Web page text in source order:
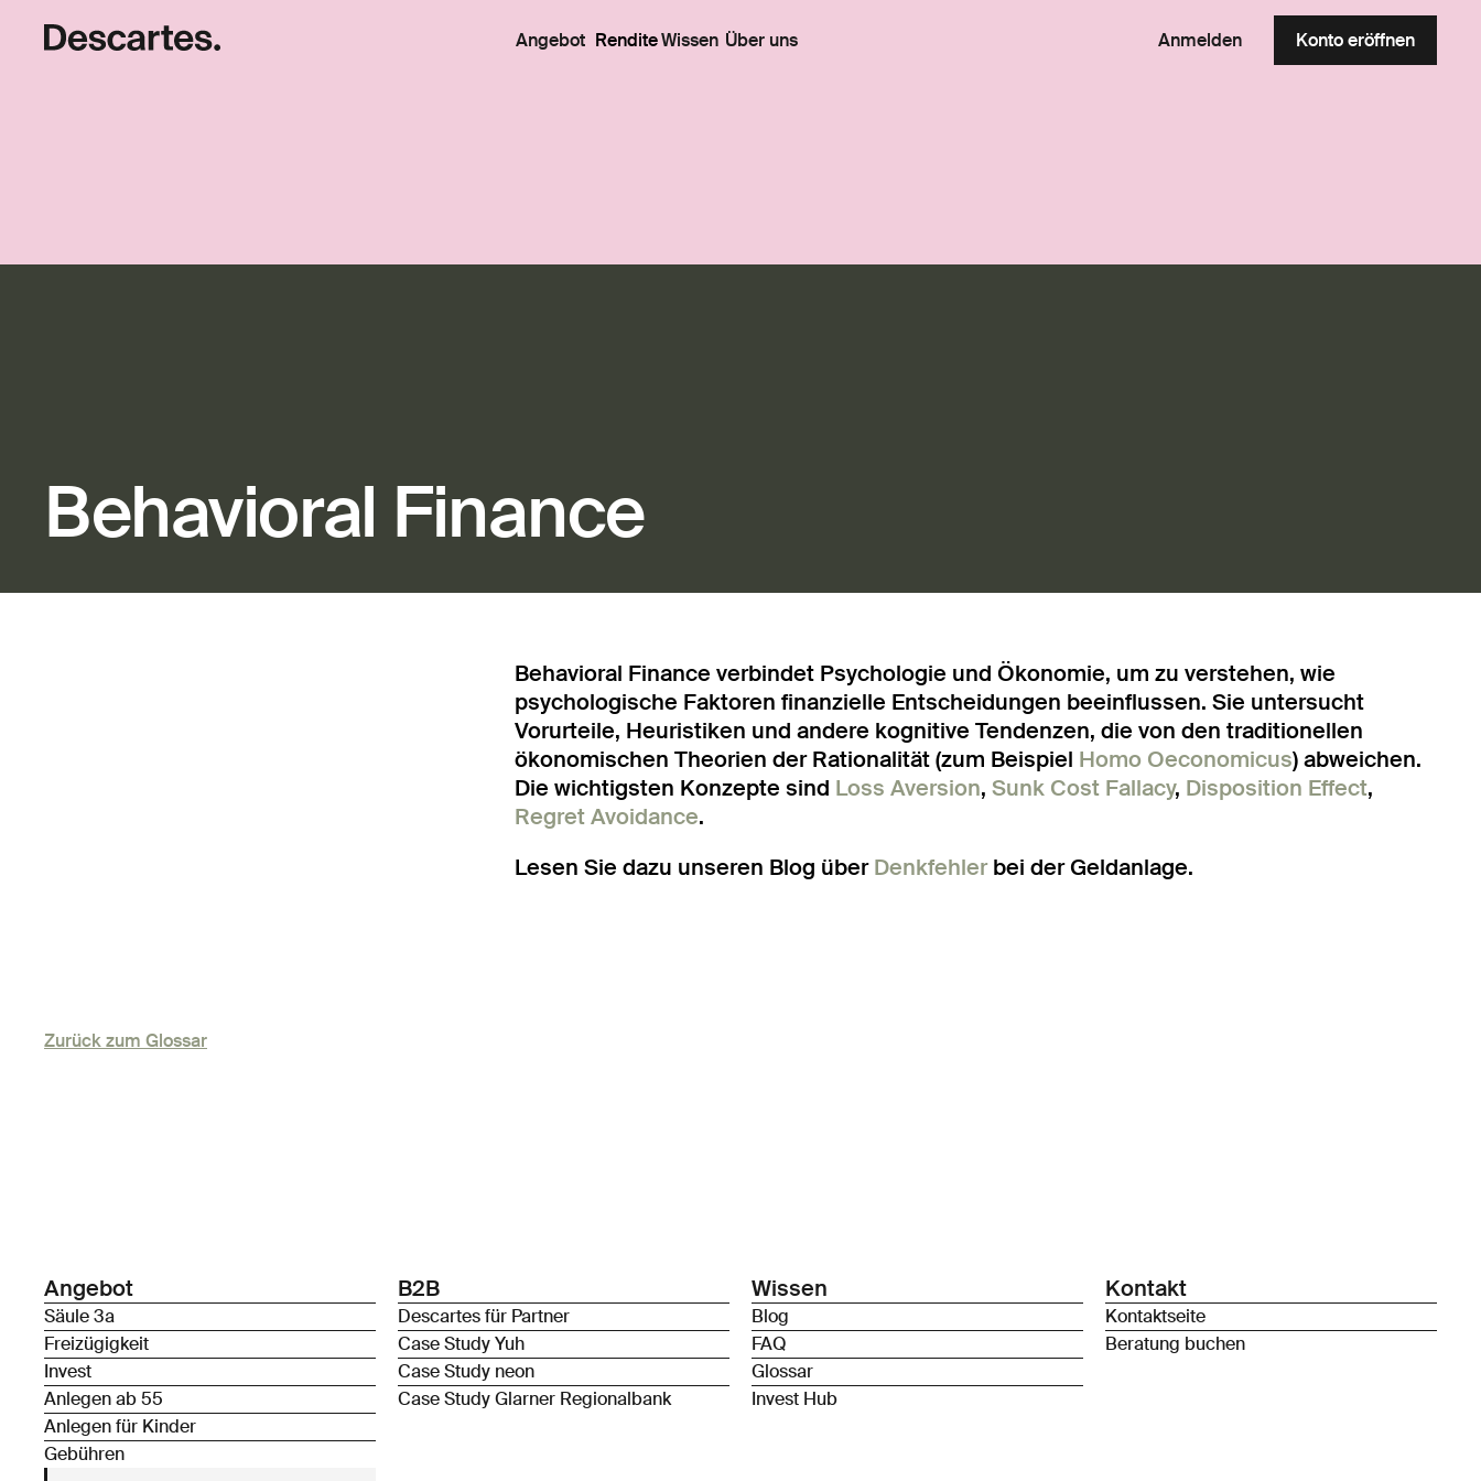
Angebot RenditeWissen Über uns Anmelden Konto eröffnen
Behavioral Finance
Behavioral Finance verbindet Psychologie und Ökonomie, um zu verstehen, wie
psychologische Faktoren finanzielle Entscheidungen beeinflussen. Sie untersucht
Vorurteile, Heuristiken und andere kognitive Tendenzen, die von den traditionellen
ökonomischen Theorien der Rationalität (zum Beispiel Homo Oeconomicus) abweichen.
Die wichtigsten Konzepte sind Loss Aversion,Sunk Cost Fallacy, Disposition Effect,
Regret Avoidance.
Lesen Sie dazu unseren Blog überDenkfehlerbei der Geldanlage.
Zurück zum Glossar
Angebot
Säule 3a
Freizügigkeit
Invest
Anlegen ab 55
Anlegen für Kinder
Gebühren
B2B
Descartes für Partner
Case Study Yuh
Case Study neon
Case Study Glarner Regionalbank
Wissen
Blog
FAQ
Glossar
Invest Hub
Kontakt
Kontaktseite
Beratung buchen